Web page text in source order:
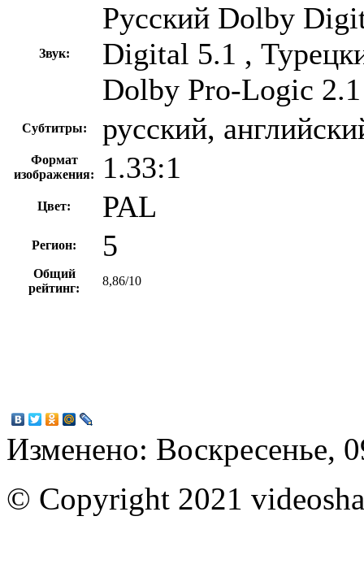
Звук:
Русский Dolby
Digital 5.1 ,
Dolby Pro-Logic 2.1
Субтитры: русский,
Формат
изображения:
1.33:1
Цвет: PAL
Регион: 5
Общий
рейтинг:
8,86/10
Изменено: Воскресенье,
© Copyright 2021